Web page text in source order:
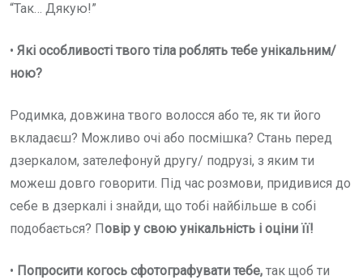
“Так… Дякую!”
• Які особливості твого тіла роблять тебе унікальним/
ною?
Родимка, довжина твого волосся або те, як ти його
вкладаєш? Можливо очі або посмішка? Стань перед
дзеркалом, зателефонуй другу/ подрузі, з яким ти
можеш довго говорити. Під час розмови, придивися до
себе в дзеркалі і знайди, що тобі найбільше в собі
подобається? Повір у свою унікальність і оціни її!
• Попросити когось сфотографувати тебе, так щоб ти